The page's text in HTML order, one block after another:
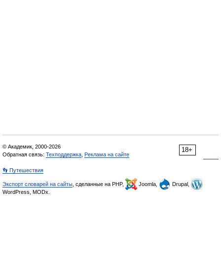
18+
© Академик, 2000-2026
Обратная связь: Техподдержка, Реклама на сайте
👣 Путешествия
Экспорт словарей на сайты, сделанные на PHP, Joomla,
Drupal,
WordPress, MODx.